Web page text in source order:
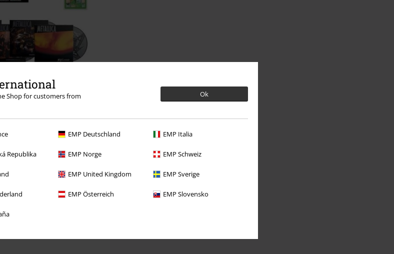
Shop for customers from
Ok
EMP Deutschland EMP Italia
Republika EMP Norge EMP Schweiz
EMP United Kingdom EMP Sverige
EMP Österreich EMP Slovensko